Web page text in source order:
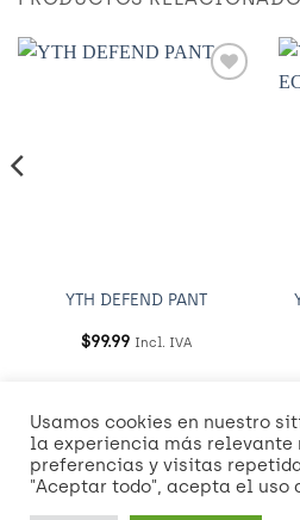
YTH DEFEND PANT
$99.99 Incl. IVA
Visa MasterCard
Express
2
Usamos cookies en nuestro
la experiencia más relevante
preferencias y visitas
"Aceptar todo", acepta el uso